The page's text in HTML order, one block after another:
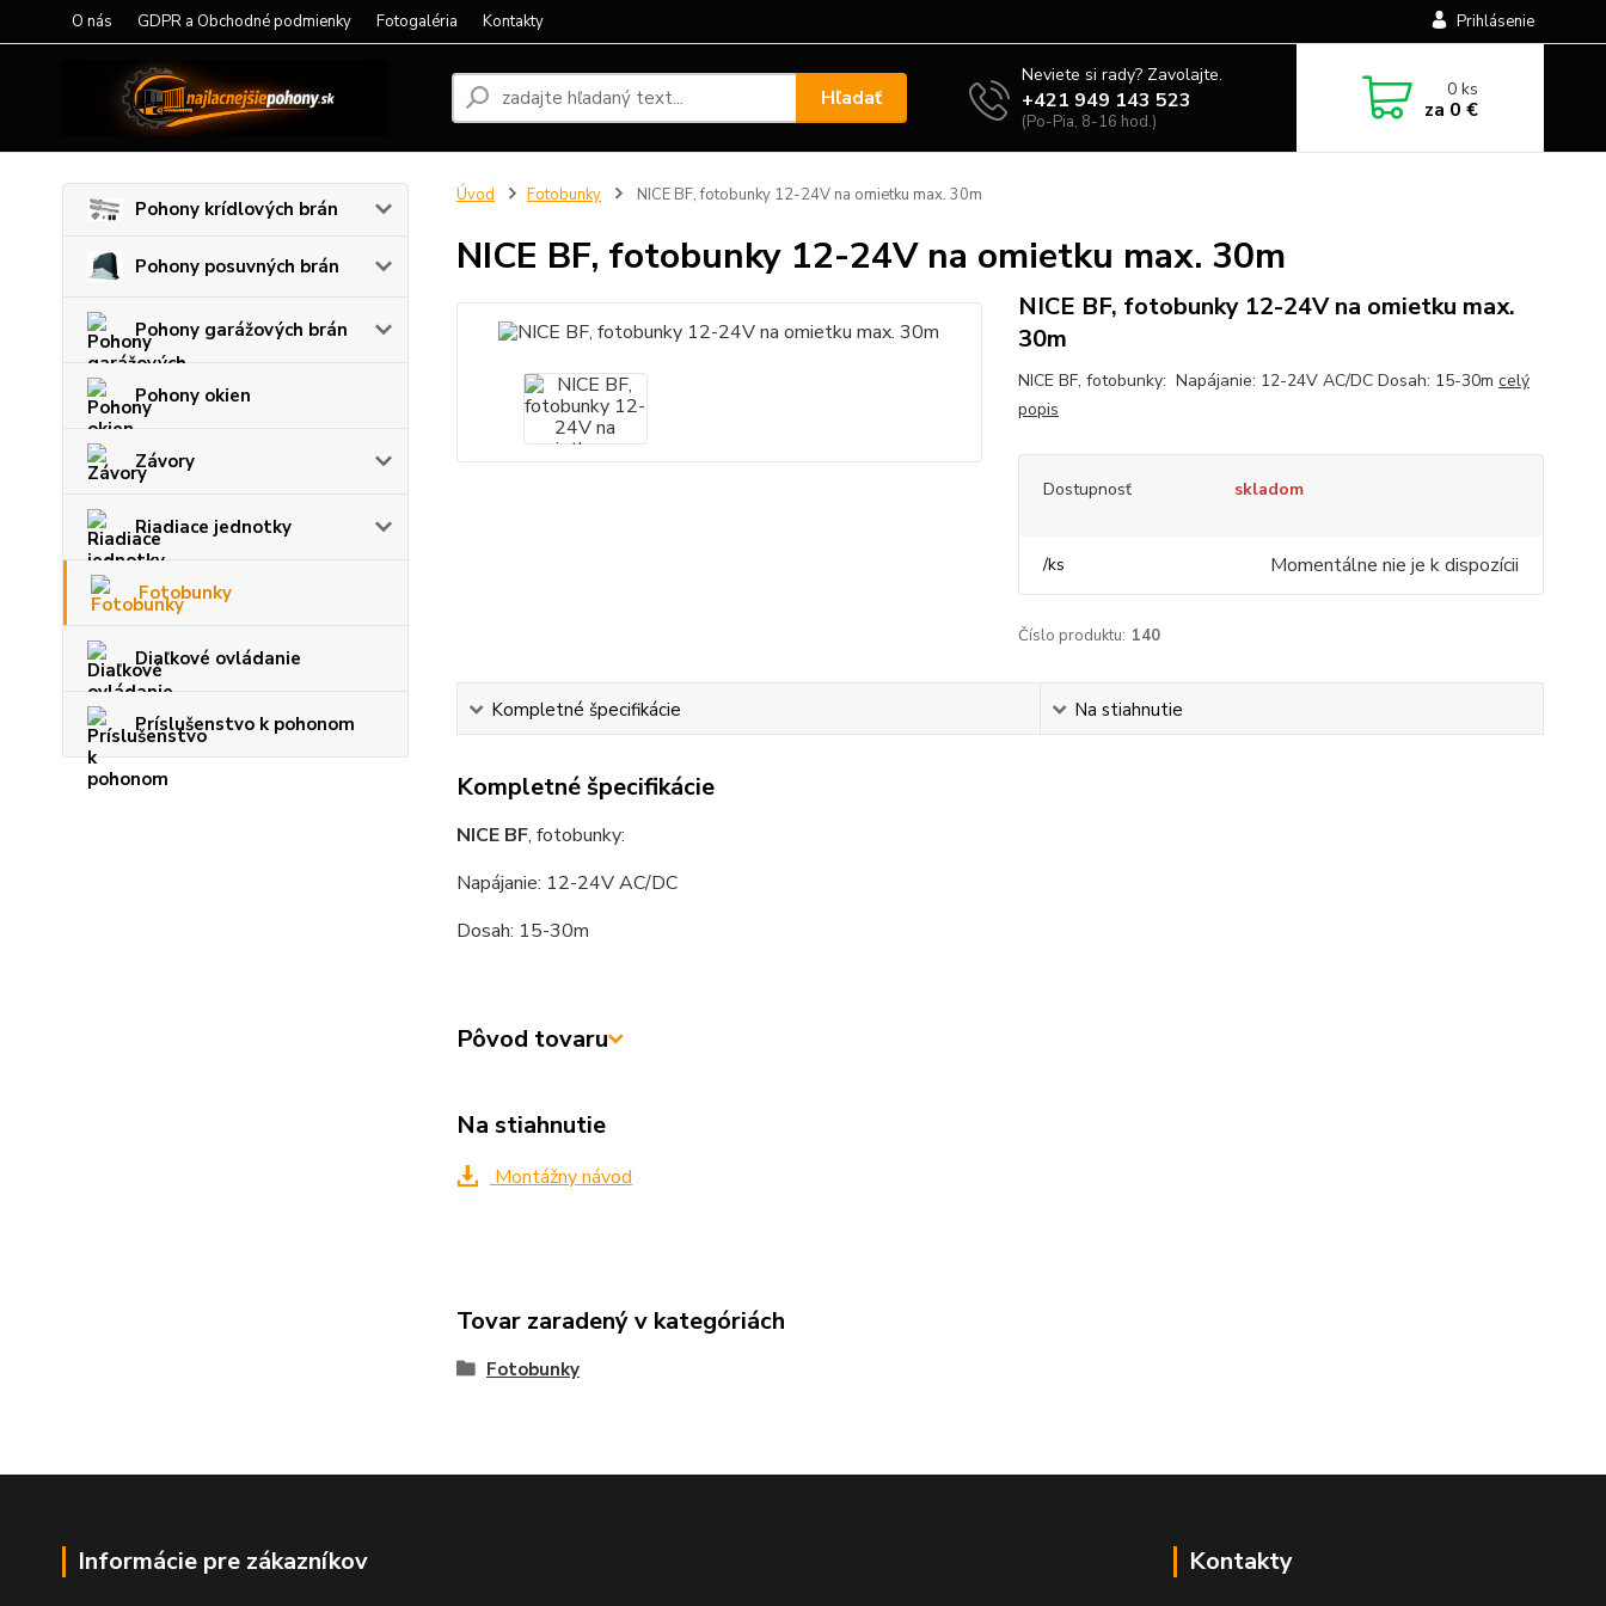
O nás GDPR a Obchodné podmienky Fotogaléria Kontakty Prihlásenie
Hľadať
Neviete si rady? Zavolajte.
+421 949 143 523
(Po-Pia, 8-16 hod.)
0ks
za 0 €
Pohony krídlových brán
Pohony posuvných brán
Pohony garážových brán
Pohony okien
Závory
Riadiace jednotky
Fotobunky
Diaľkové ovládanie
Príslušenstvo k pohonom
Úvod Fotobunky NICE BF, fotobunky 12-24V na omietku max. 30m
NICE BF, fotobunky 12-24V na omietku max. 30m
NICE BF, fotobunky 12-24V na omietku max.
30m
NICE BF, fotobunky: Napájanie: 12-24V AC/DC Dosah: 15-30m celý
popis
Dostupnosť skladom
/ks Momentálne nie je k dispozícii
Číslo produktu: 140
Kompletné špecifikácie Na stiahnutie
Kompletné špecifikácie
NICE BF, fotobunky:
Napájanie: 12-24V AC/DC
Dosah: 15-30m
Pôvod tovaru
Na stiahnutie
Montážny návod
Tovar zaradený v kategóriách
Fotobunky
Informácie pre zákazníkov Kontakty